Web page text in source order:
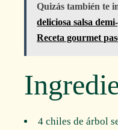
Quizás también te
deliciosa salsa
Receta gourmet
4 chiles de árbol